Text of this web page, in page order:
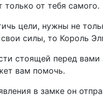
только от тебя самого.
цели, нужны не
силы, то Король
стоящей перед
вам помочь.
в замке он